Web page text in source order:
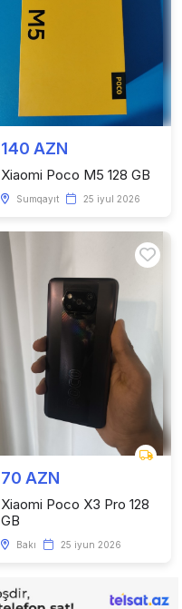
140 AZN
Xiaomi Poco M5 128 GB
Sumqayıt 25 iyul 2026
70 AZN
Xiaomi Poco X3 Pro 128
GB
Bakı 25 iyun 2026